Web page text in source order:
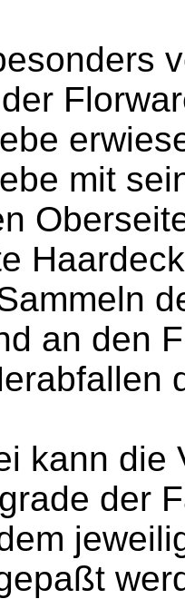
mit
an den
kann die
der